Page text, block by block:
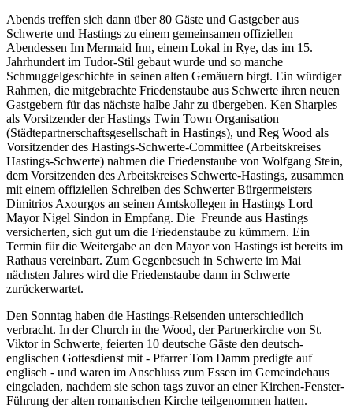
Abends treffen sich dann über 80 Gäste und Gastgeber aus
Schwerte und Hastings zu einem gemeinsamen offiziellen
Abendessen Im Mermaid Inn, einem Lokal in Rye, das im 15.
Jahrhundert im Tudor-Stil gebaut wurde und so manche
Schmuggelgeschichte in seinen alten Gemäuern birgt. Ein würdiger
Rahmen, die mitgebrachte Friedenstaube aus Schwerte ihren neuen
Gastgebern für das nächste halbe Jahr zu übergeben. Ken Sharples
als Vorsitzender der Hastings Twin Town Organisation
(Städtepartnerschaftsgesellschaft in Hastings), und Reg Wood als
Vorsitzender des Hastings-Schwerte-Committee (Arbeitskreises
Hastings-Schwerte) nahmen die Friedenstaube von Wolfgang Stein,
dem Vorsitzenden des Arbeitskreises Schwerte-Hastings, zusammen
mit einem offiziellen Schreiben des Schwerter Bürgermeisters
Dimitrios Axourgos an seinen Amtskollegen in Hastings Lord
Mayor Nigel Sindon in Empfang. Die Freunde aus Hastings
versicherten, sich gut um die Friedenstaube zu kümmern. Ein
Termin für die Weitergabe an den Mayor von Hastings ist bereits im
Rathaus vereinbart. Zum Gegenbesuch in Schwerte im Mai
nächsten Jahres wird die Friedenstaube dann in Schwerte
zurückerwartet.
Den Sonntag haben die Hastings-Reisenden unterschiedlich
verbracht. In der Church in the Wood, der Partnerkirche von St.
Viktor in Schwerte, feierten 10 deutsche Gäste den deutsch-
englischen Gottesdienst mit - Pfarrer Tom Damm predigte auf
englisch - und waren im Anschluss zum Essen im Gemeindehaus
eingeladen, nachdem sie schon tags zuvor an einer Kirchen-Fenster-
Führung der alten romanischen Kirche teilgenommen hatten.